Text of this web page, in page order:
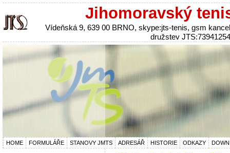
Jihomoravský
Vídeňská 9, 639 00 BRNO, skype:jts-tenis, gsm
družstev
HOME FORMULÁŘE STANOVY JMTS ADRESÁŘ HISTORIE ODKAZY